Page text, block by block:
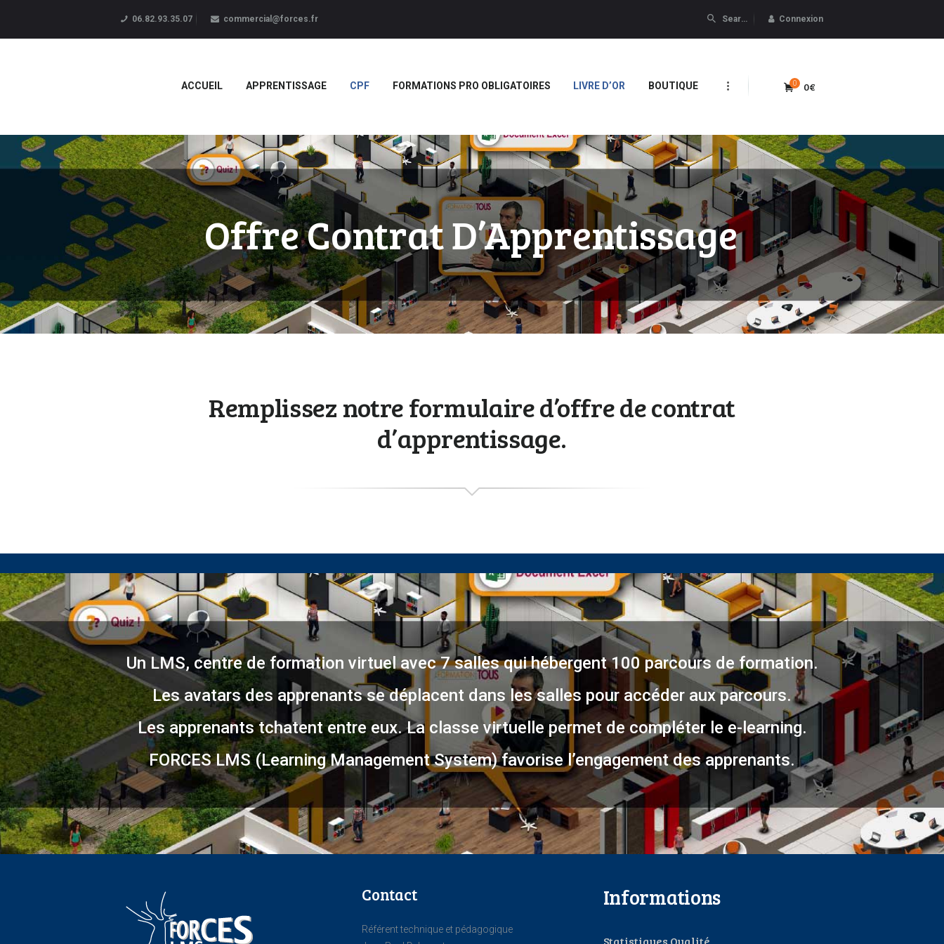
06.82.93.35.07 commercial@forces.fr Connexion
ACCUEIL APPRENTISSAGE CPF FORMATIONS PRO OBLIGATOIRES LIVRE D’OR BOUTIQUE 0€
0
Offre Contrat D’Apprentissage
Forces
APPRENTISSAGE
FORMATIONS PRO
LIVRE D’OR
BOUTIQUE
MARQUE BLANCHE
Remplissez notre formulaire d’offre de contrat
d’apprentissage.
Un LMS, centre de formation virtuel avec 7 salles qui hébergent 100 parcours de formation.
Les avatars des apprenants se déplacent dans les salles pour accéder aux parcours.
Les apprenants tchatent entre eux. La classe virtuelle permet de compléter le e-learning.
FORCES LMS (Learning Management System) favorise l’engagement des apprenants.
Contact
Référent technique et pédagogique
Informations